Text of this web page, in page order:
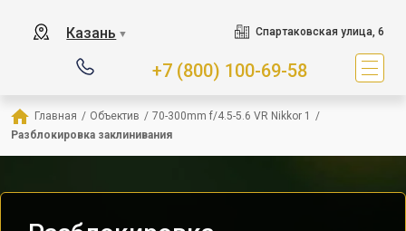
Казань ▼ Спартаковская улица, 6
+7 (800) 100-69-58
Главная / Объектив / 70-300mm f/4.5-5.6 VR Nikkor 1
/
Разблокировка заклинивания